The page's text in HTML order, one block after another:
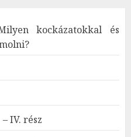
kockázatokkal és
IV. rész